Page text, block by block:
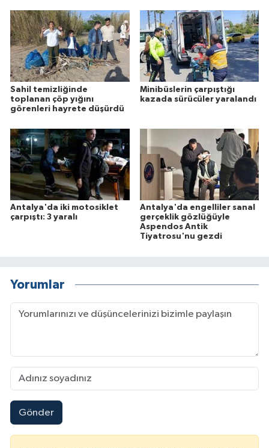
Sahil temizliğinde
toplanan çöp yığını
görenleri hayrete düşürdü
Minibüslerin çarpıştığı
kazada sürücüler yaralandı
Antalya'da iki motosiklet
çarpıştı: 3 yaralı
Antalya'da engelliler sanal
gerçeklik gözlüğüyle
Aspendos Antik
Tiyatrosu'nu gezdi
Yorumlar
Gönder